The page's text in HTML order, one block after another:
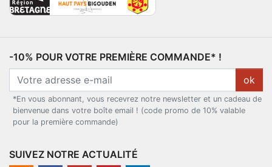
-10% POUR VOTRE PREMIÈRE COMMANDE* !
ok
*En vous abonnant, vous recevrez notre newsletter et un cadeau de
bienvenue dans votre boîte email ! (code promo de 10% valable
pour la première commande)
SUIVEZ NOTRE ACTUALITÉ